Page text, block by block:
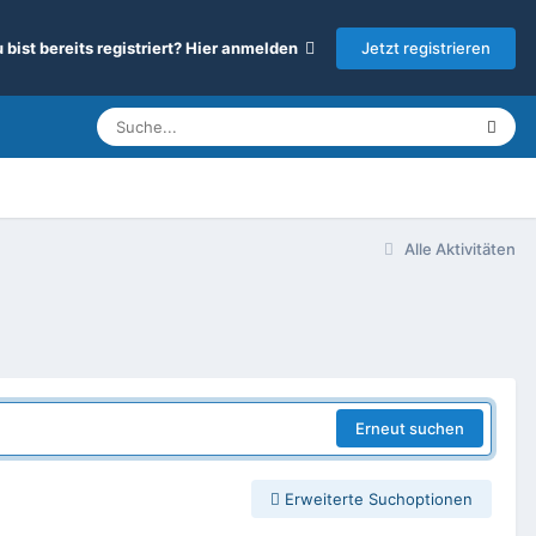
bist bereits registriert? Hier anmelden Jetzt registrieren
Alle Aktivitäten
Erneut suchen
Erweiterte Suchoptionen